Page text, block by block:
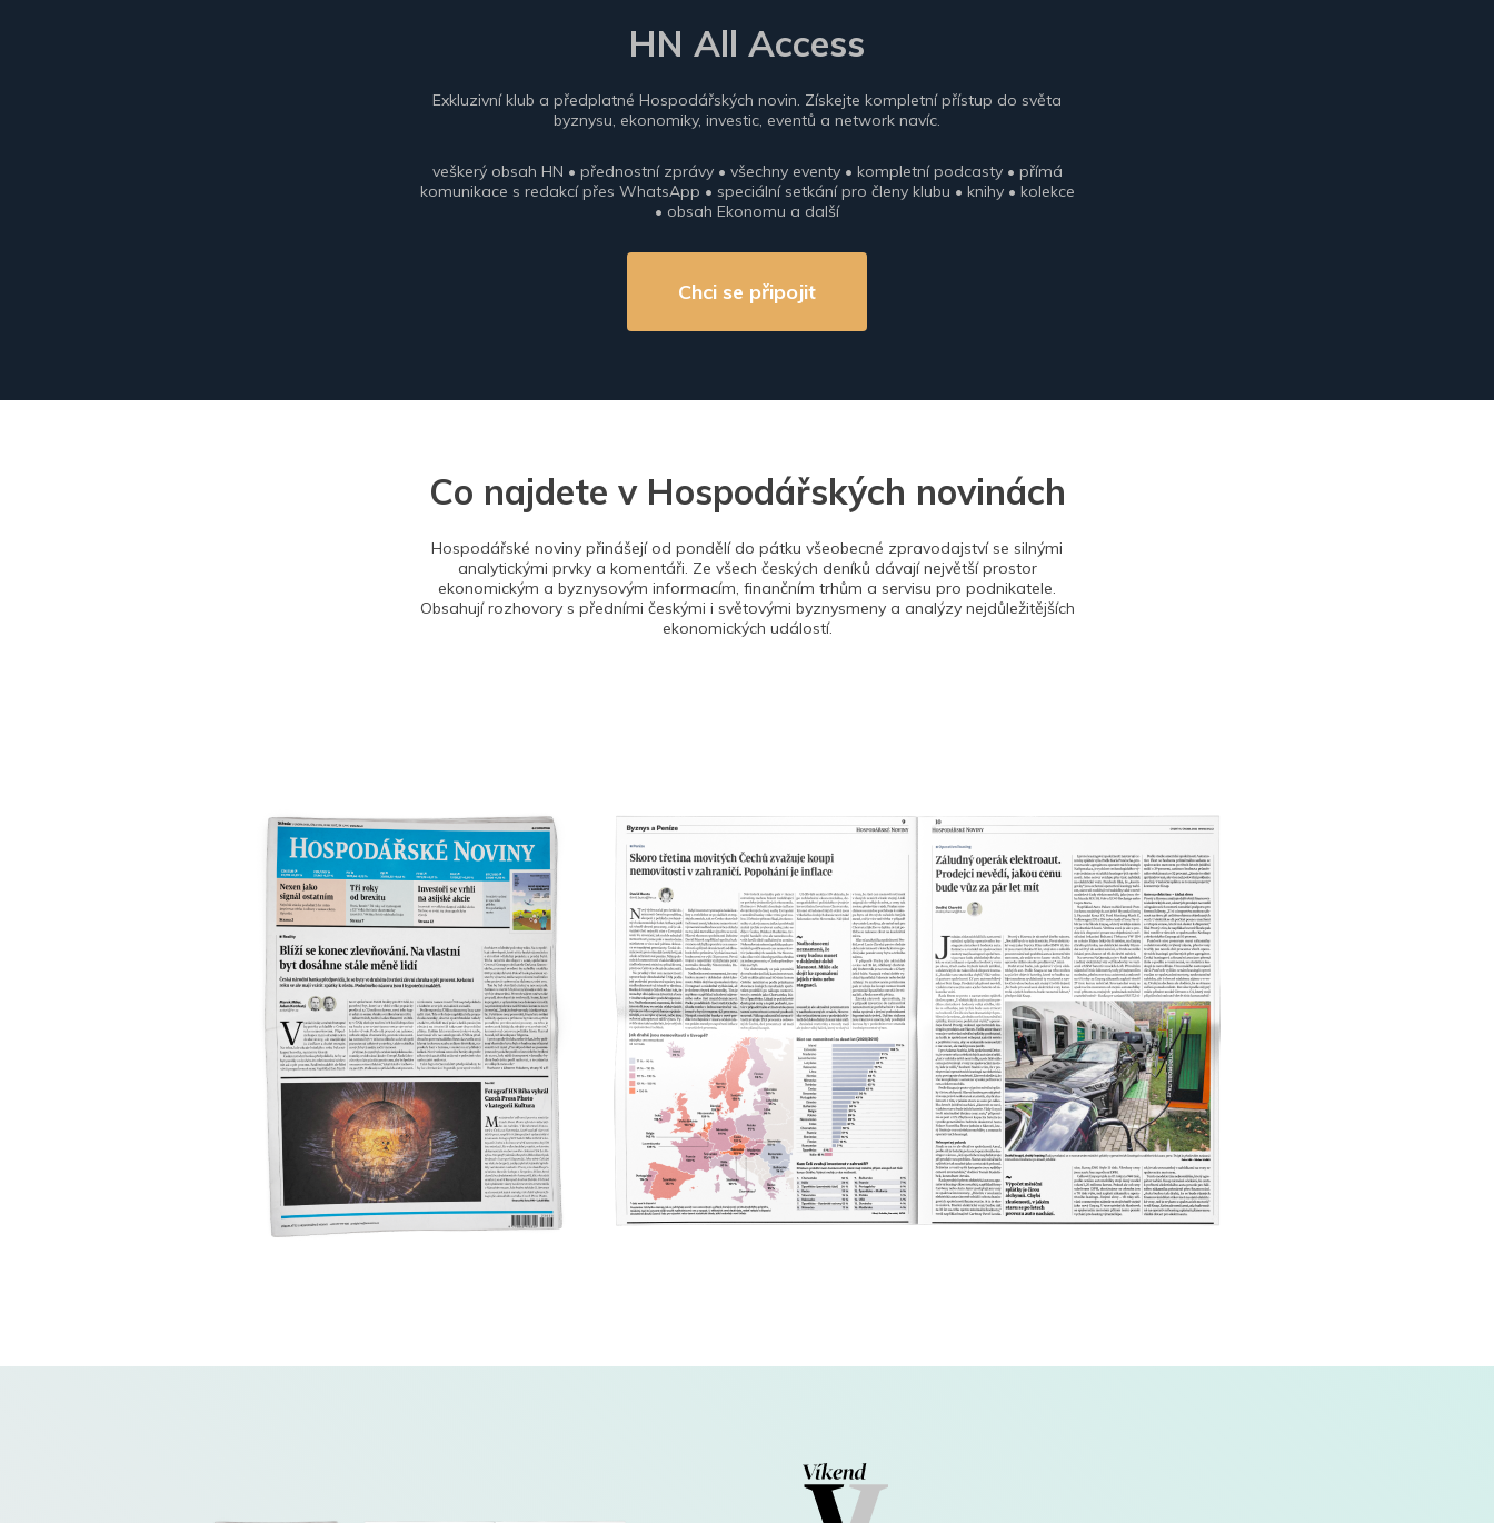
HN All Access
Exkluzivní klub a předplatné Hospodářských novin. Získejte kompletní přístup do světa
byznysu, ekonomiky, investic, eventů a network navíc.
veškerý obsah HN • přednostní zprávy • všechny eventy • kompletní podcasty • přímá
komunikace s redakcí přes WhatsApp • speciální setkání pro členy klubu • knihy • kolekce
• obsah Ekonomu a další
Chci se připojit
Co najdete v Hospodářských novinách
Hospodářské noviny přinášejí od pondělí do pátku všeobecné zpravodajství se silnými
analytickými prvky a komentáři. Ze všech českých deníků dávají největší prostor
ekonomickým a byznysovým informacím, finančním trhům a servisu pro podnikatele.
Obsahují rozhovory s předními českými i světovými byznysmeny a analýzy nejdůležitějších
ekonomických událostí.